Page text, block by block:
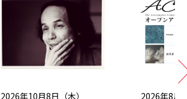
2026年10月8日（木）
2026年8月